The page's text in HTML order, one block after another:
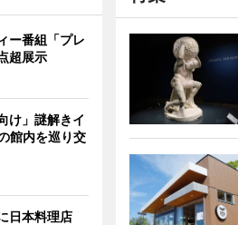
ー番組「プレ
超展示
け」謎解きイ
館内を巡り交
日本料理店